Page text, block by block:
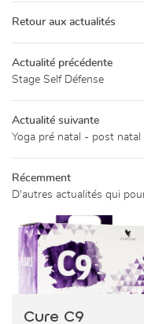
COLLECTIFS
BIEN-ÊTRE
EXTÉRIEURES
CATALOGUE
PHOTOS
LIVRE D’OR
ACTUALITÉS
CONTACT
Retour aux actualités
Actualité précédente
Stage Self Défense
Actualité suivante
Yoga pré natal - post natal
Récemment
D'autres actualités qui
Cure C9